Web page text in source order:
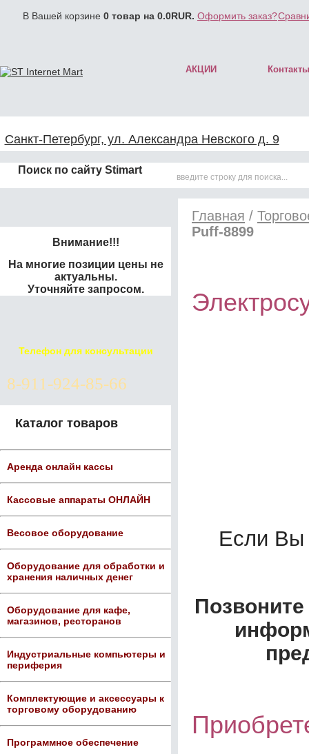
В Вашей корзине 0 товар на 0.0RUR. Оформить заказ?
АКЦИИ Контакты
Санкт-Петербург, ул. Александра Невского д. 9
Поиск по сайту Stimart
Внимание!!!
На многие позиции цены не
актуальны.
Уточняйте запросом.
Телефон для консультации
8-911-924-85-66
Каталог товаров
Аренда онлайн кассы
Кассовые аппараты ОНЛАЙН
Весовое оборудование
Оборудование для обработки и
хранения наличных денег
Оборудование для кафе,
магазинов, ресторанов
Индустриальные компьютеры и
периферия
Комплектующие и аксессуары к
торговому оборудованию
Программное обеспечение
Главная /
Puff-8899
Если